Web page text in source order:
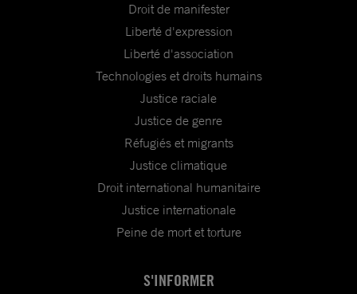
Droit de manifester
Liberté d'expression
Liberté d'association
Technologies et droits humains
Justice raciale
Justice de genre
Réfugiés et migrants
Justice climatique
Droit international humanitaire
Justice internationale
Peine de mort et torture
S'INFORMER